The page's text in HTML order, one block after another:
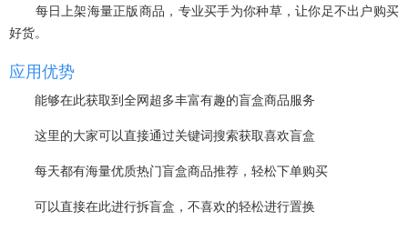
每日上架海量正版商品，专业买手为你种草，让你足不出户购买
好货。
应用优势
能够在此获取到全网超多丰富有趣的盲盒商品服务
这里的大家可以直接通过关键词搜索获取喜欢盲盒
每天都有海量优质热门盲盒商品推荐，轻松下单购买
可以直接在此进行拆盲盒，不喜欢的轻松进行置换